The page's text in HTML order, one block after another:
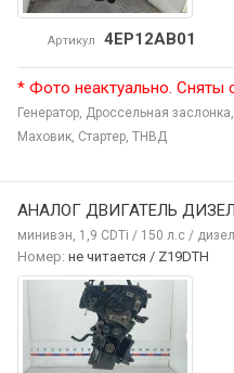
Артикул 4EP12AB01
* Фото неактуально. Сняты
Генератор, Дроссельная заслонка,
Маховик, Стартер, ТНВД
АНАЛОГ ДВИГАТЕЛЬ
минивэн, 1,9 CDTi / 150 л.с /
Номер: не читается / Z19DTH